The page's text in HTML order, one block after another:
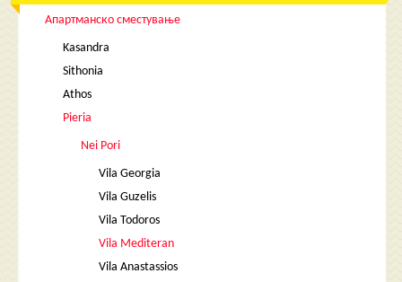
Апартманско сместување
Kasandra
Sithonia
Athos
Pieria
Nei Pori
Vila Georgia
Vila Guzelis
Vila Todoros
Vila Mediteran
Vila Anastassios